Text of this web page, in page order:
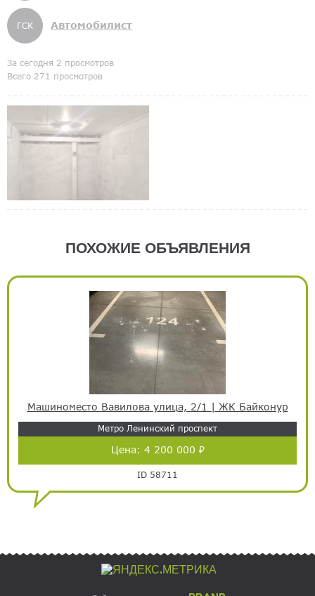
ГСК Автомобилист
За сегодня 2 просмотров
Всего 271 просмотров
ПОХОЖИЕ ОБЪЯВЛЕНИЯ
Машиноместо Вавилова улица, 2/1 | ЖК Байконур
Метро Ленинский проспект
Цена: 4 200 000 ₽
ID 58711